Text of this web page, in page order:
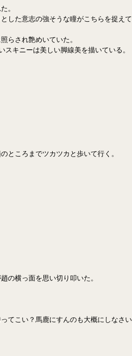
。
した意志の強そうな瞳がこちらを捉え
らされ艶めいていた。
キニーは美しい脚線美を描いている。
ところまでツカツカと歩いて行く。
の横っ面を思い切り叩いた。
てこい？馬鹿にすんのも大概にしなさ